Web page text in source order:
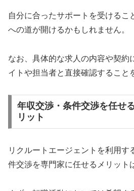
自分に合ったサポートを受けるこ
への道が開けるかもしれません。
なお、具体的な求人の内容や契約
イトや担当者と直接確認すること
年収交渉・条件交渉を任せ
リット
リクルートエージェントを利用す
件交渉を専門家に任せるメリット